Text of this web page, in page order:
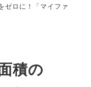
ゼロに！「マイファ
積の